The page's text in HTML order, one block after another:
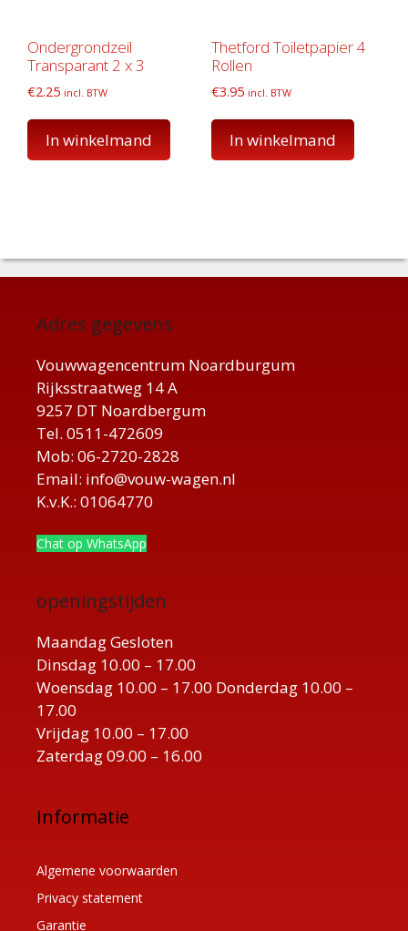
Ondergrondzeil
Transparant 2 x 3
€2.25 incl. BTW
In winkelmand
Thetford Toiletpapier 4
Rollen
€3.95 incl. BTW
In winkelmand
Adres gegevens
Vouwwagencentrum Noardburgum
Rijksstraatweg 14 A
9257 DT Noardbergum
Tel. 0511-472609
Mob: 06-2720-2828
Email: info@vouw-wagen.nl
K.v.K.: 01064770
Chat op WhatsApp
openingstijden
Maandag Gesloten
Dinsdag 10.00 – 17.00
Woensdag 10.00 – 17.00 Donderdag 10.00 –
17.00
Vrijdag 10.00 – 17.00
Zaterdag 09.00 – 16.00
Informatie
Algemene voorwaarden
Privacy statement
Garantie